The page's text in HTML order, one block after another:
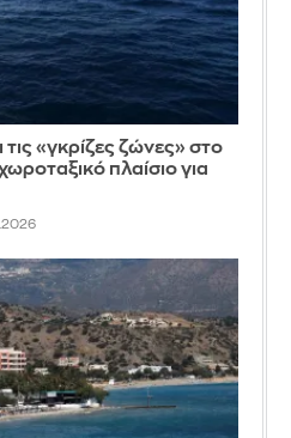
«γκρίζες ζώνες» στο
πλαίσιο για